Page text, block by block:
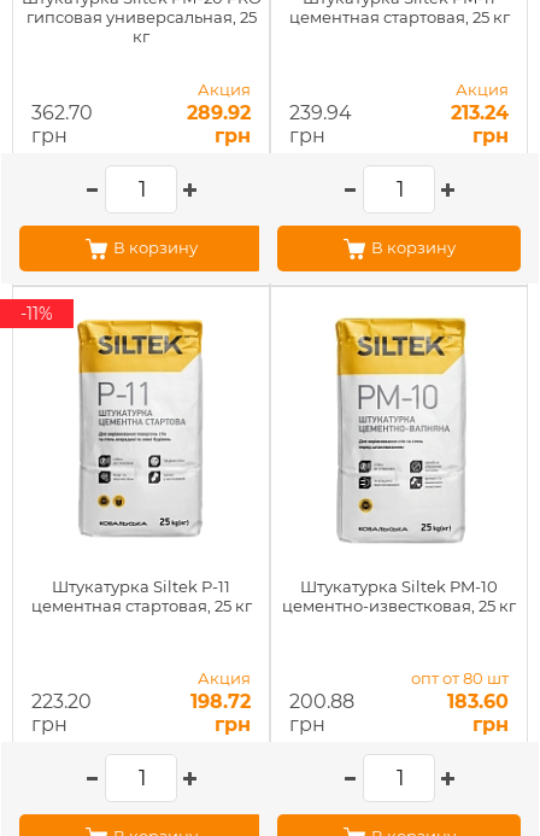
гипсовая универсальная, 25
кг
362.70
грн
Акция
289.92
грн
В корзину
цементная стартовая, 25 кг
239.94
грн
Акция
213.24
грн
В корзину
Штукатурка Siltek P-11
цементная стартовая, 25 кг
-11%
223.20
грн
Акция
198.72
грн
Штукатурка Siltek PM-10
цементно-известковая, 25 кг
200.88
грн
опт от 80 шт
183.60
грн